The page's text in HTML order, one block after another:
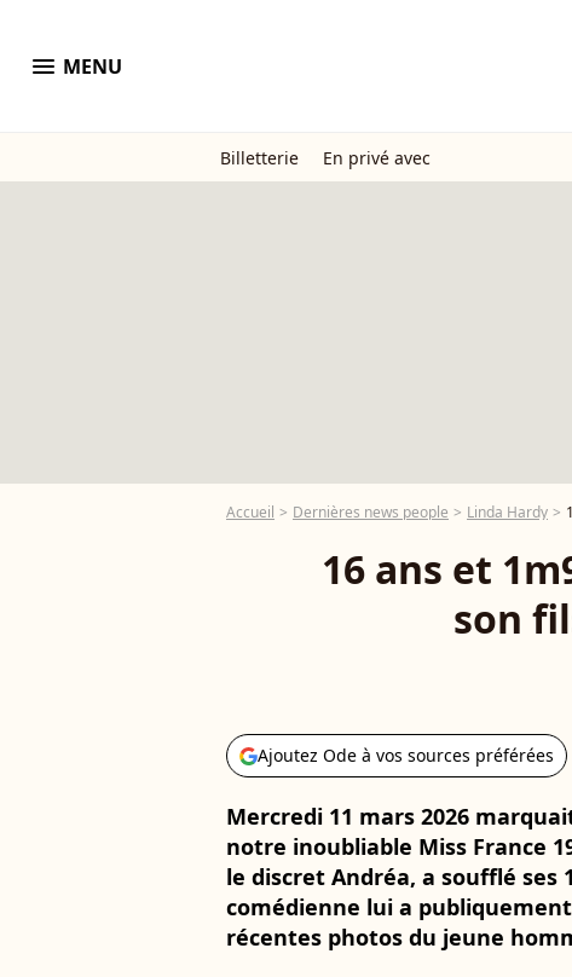
menu MENU
Billetterie En privé avec
Accueil Dernières news people Linda Hardy
16 ans et
son
Ajoutez Ode à vos sources préférées
Mercredi 11 mars 2026
notre inoubliable Miss France
le discret Andréa, a soufflé ses
comédienne lui a
récentes photos du jeune